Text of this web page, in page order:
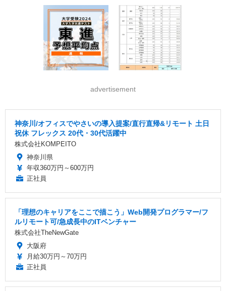
advertisement
神奈川/オフィスでやさいの導入提案/直行直帰&リモート 土日
祝休 フレックス 20代・30代活躍中
株式会社KOMPEITO
神奈川県
年収360万円～600万円
正社員
「理想のキャリアをここで描こう」Web開発プログラマー/フ
ルリモート可/急成長中のITベンチャー
株式会社TheNewGate
大阪府
月給30万円～70万円
正社員